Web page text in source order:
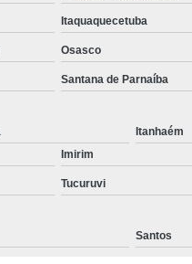
Tratamento
Itaquaquecetuba
Osasco
Santana de Parnaíba
Itanhaém
Imirim
Tucuruvi
Santos